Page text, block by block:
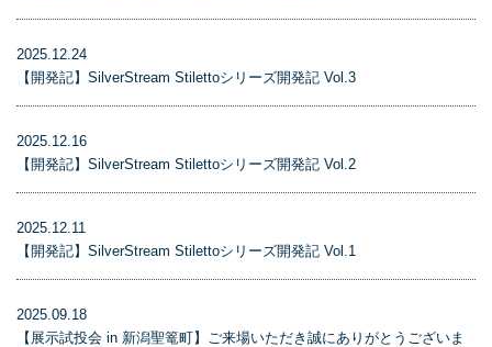
2025.12.24
【開発記】SilverStream Stilettoシリーズ開発記 Vol.3
2025.12.16
【開発記】SilverStream Stilettoシリーズ開発記 Vol.2
2025.12.11
【開発記】SilverStream Stilettoシリーズ開発記 Vol.1
2025.09.18
【展示試投会 in 新潟聖篭町】ご来場いただき誠にありがとうございま